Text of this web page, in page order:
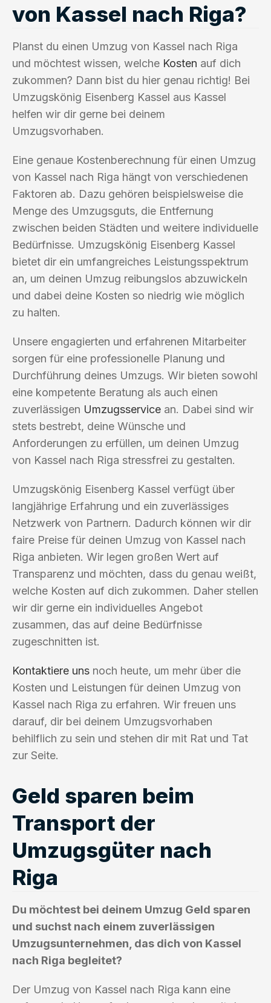
von Kassel nach Riga?
Planst du einen Umzug von Kassel nach Riga
und möchtest wissen, welche Kosten auf dich
zukommen? Dann bist du hier genau richtig! Bei
Umzugskönig Eisenberg Kassel aus Kassel
helfen wir dir gerne bei deinem
Umzugsvorhaben.
Eine genaue Kostenberechnung für einen Umzug
von Kassel nach Riga hängt von verschiedenen
Faktoren ab. Dazu gehören beispielsweise die
Menge des Umzugsguts, die Entfernung
zwischen beiden Städten und weitere individuelle
Bedürfnisse. Umzugskönig Eisenberg Kassel
bietet dir ein umfangreiches Leistungsspektrum
an, um deinen Umzug reibungslos abzuwickeln
und dabei deine Kosten so niedrig wie möglich
zu halten.
Unsere engagierten und erfahrenen Mitarbeiter
sorgen für eine professionelle Planung und
Durchführung deines Umzugs. Wir bieten sowohl
eine kompetente Beratung als auch einen
zuverlässigen Umzugsservice an. Dabei sind wir
stets bestrebt, deine Wünsche und
Anforderungen zu erfüllen, um deinen Umzug
von Kassel nach Riga stressfrei zu gestalten.
Umzugskönig Eisenberg Kassel verfügt über
langjährige Erfahrung und ein zuverlässiges
Netzwerk von Partnern. Dadurch können wir dir
faire Preise für deinen Umzug von Kassel nach
Riga anbieten. Wir legen großen Wert auf
Transparenz und möchten, dass du genau weißt,
welche Kosten auf dich zukommen. Daher stellen
wir dir gerne ein individuelles Angebot
zusammen, das auf deine Bedürfnisse
zugeschnitten ist.
Kontaktiere uns noch heute, um mehr über die
Kosten und Leistungen für deinen Umzug von
Kassel nach Riga zu erfahren. Wir freuen uns
darauf, dir bei deinem Umzugsvorhaben
behilflich zu sein und stehen dir mit Rat und Tat
zur Seite.
Geld sparen beim
Transport der
Umzugsgüter nach
Riga
Du möchtest bei deinem Umzug Geld sparen
und suchst nach einem zuverlässigen
Umzugsunternehmen, das dich von Kassel
nach Riga begleitet?
Der Umzug von Kassel nach Riga kann eine